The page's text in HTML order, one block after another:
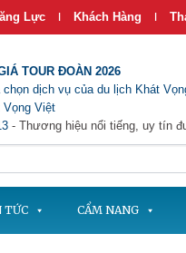
Lực | Khách Hàng |
TOUR ĐOÀN 2026
dịch vụ của du lịch Khát
Vọng Việt
- Thương hiệu nổi tiếng, uy tín
TỨC CẨM NANG